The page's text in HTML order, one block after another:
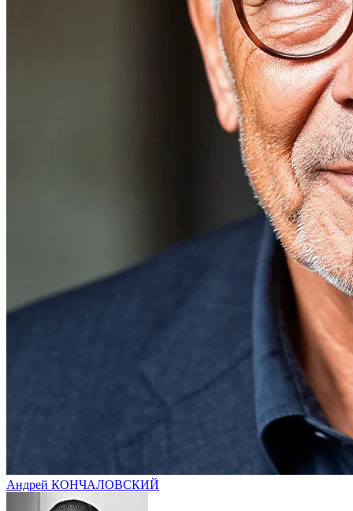
Андрей КОНЧАЛОВСКИЙ